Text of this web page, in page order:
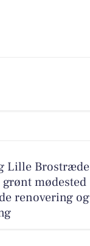
Lille Brostræde
mødested
renovering og